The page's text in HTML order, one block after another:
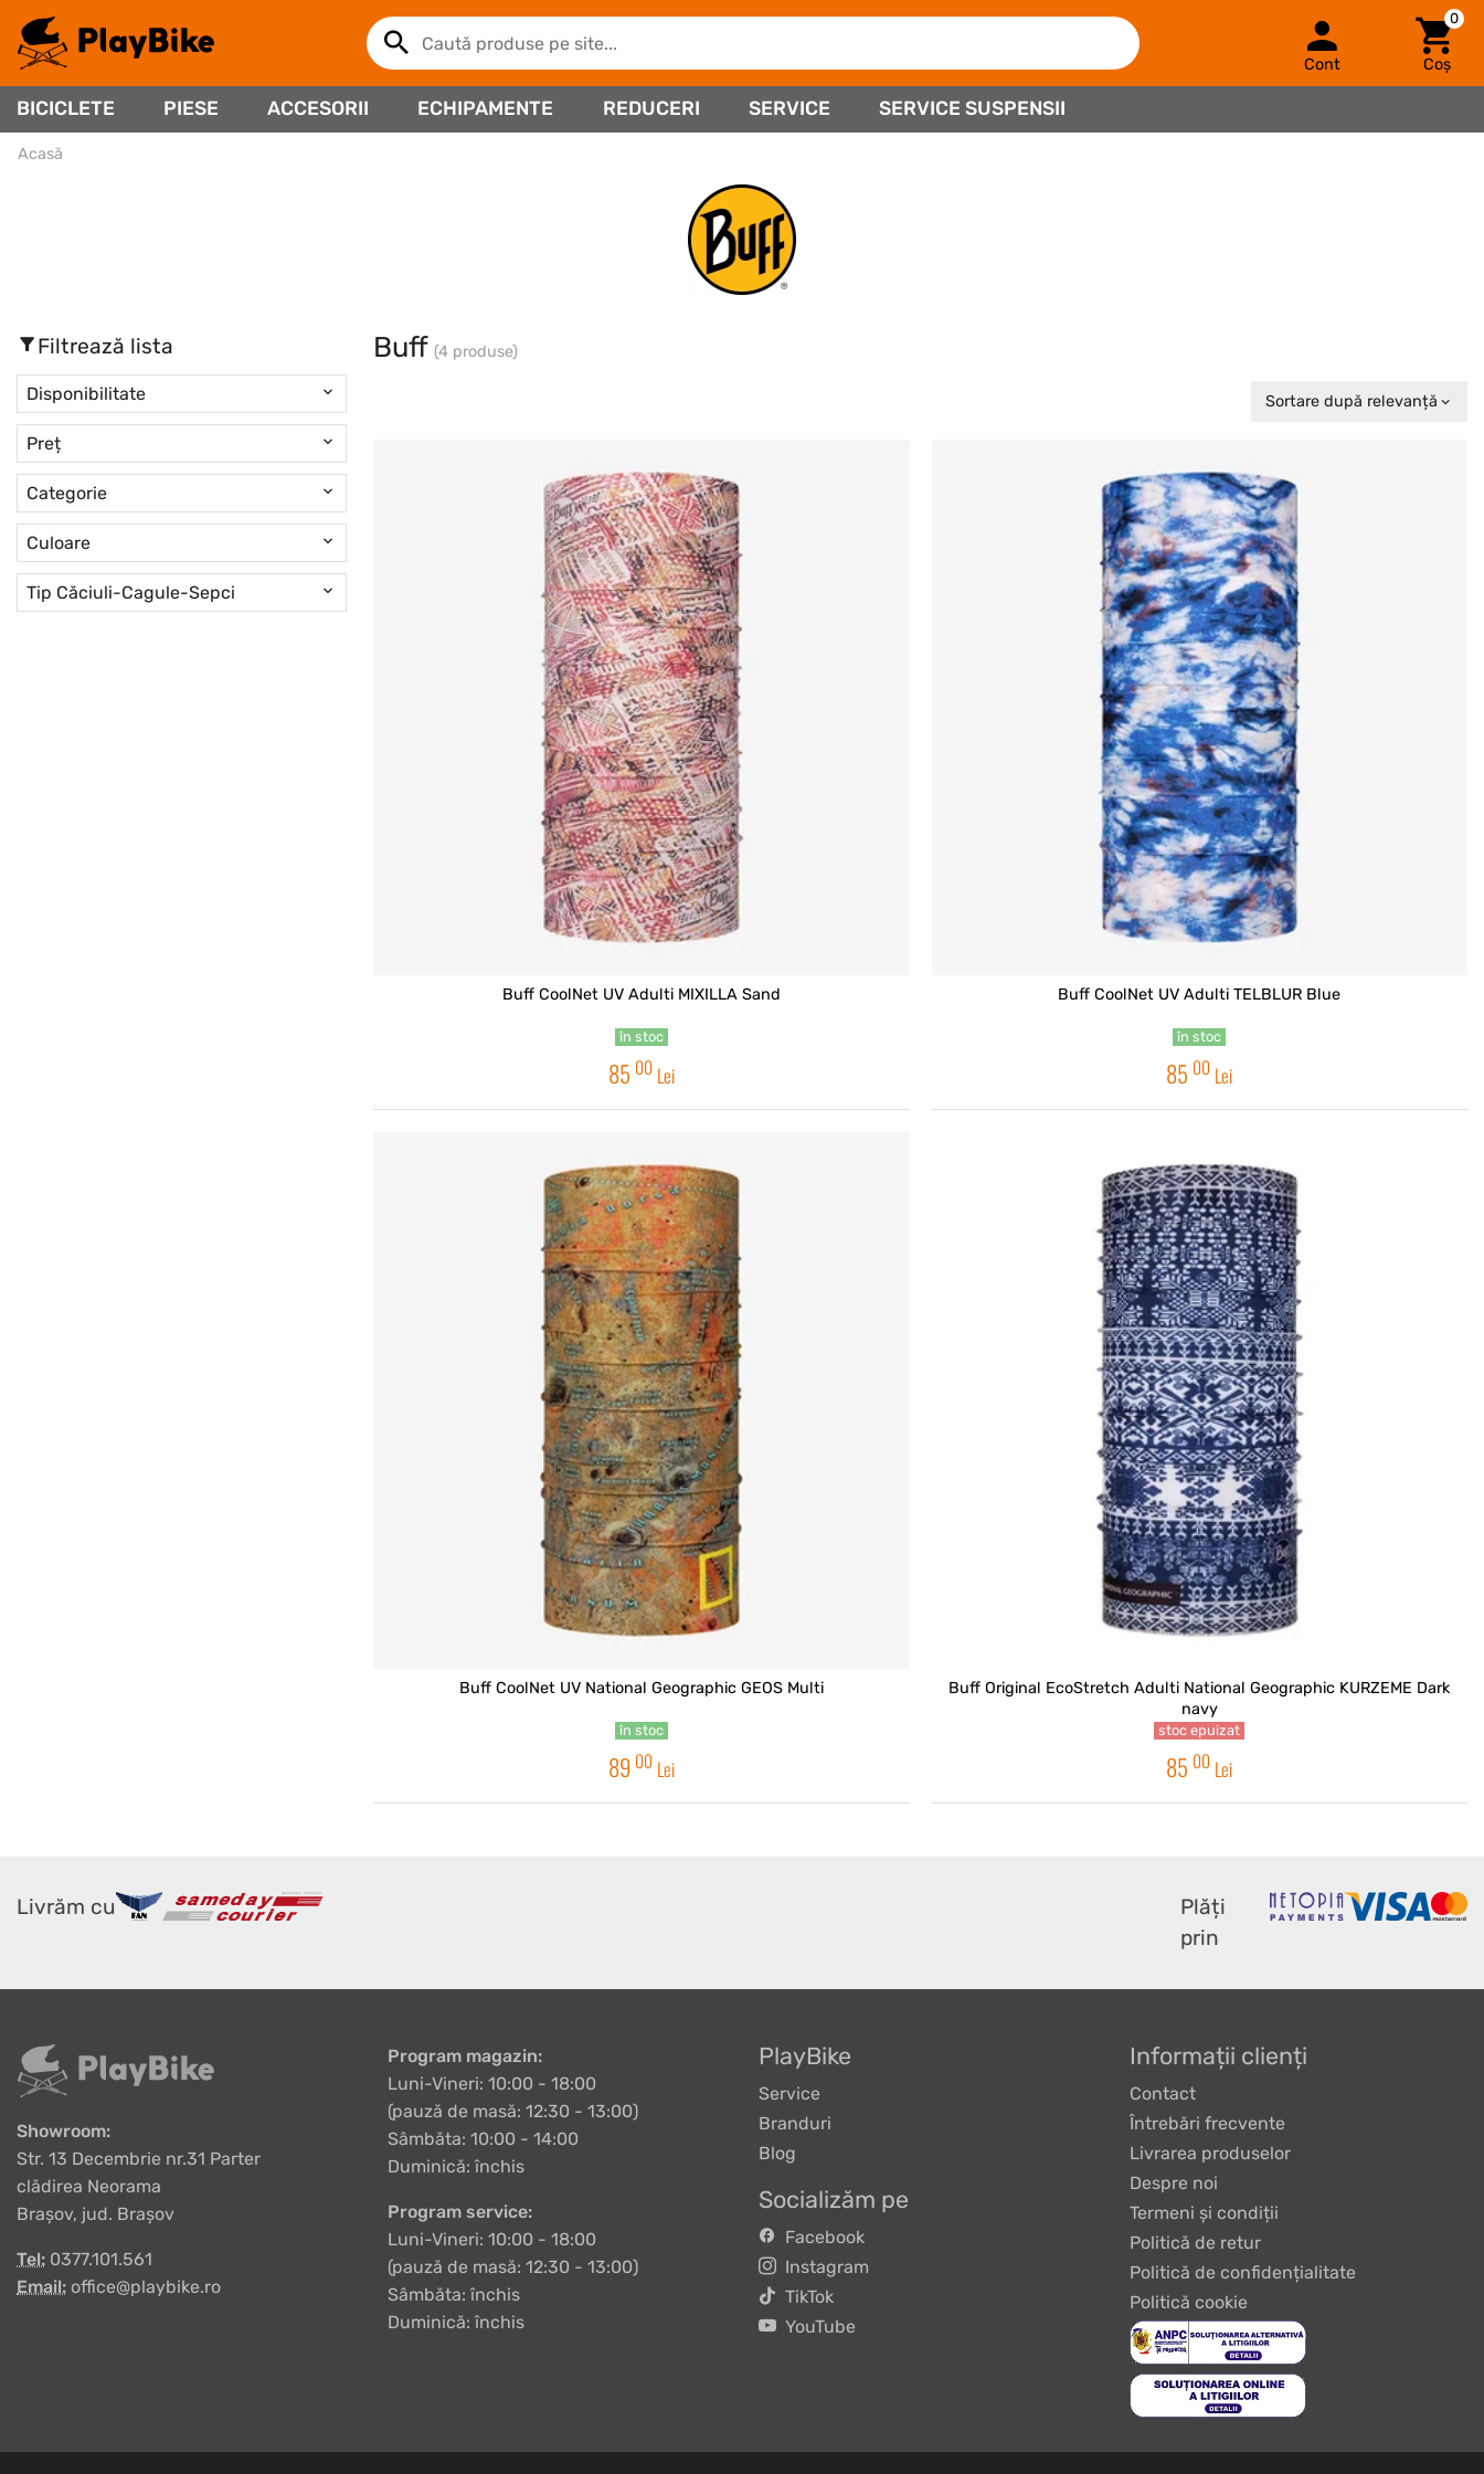
Cont Coș
0
BICICLETE PIESE ACCESORII ECHIPAMENTE REDUCERI SERVICE SERVICE SUSPENSII
Acasă
Filtrează lista
Disponibilitate
Preț
Categorie
Culoare
Tip Căciuli-Cagule-Sepci
Buff (4 produse)
Sortare după relevanță
Buff CoolNet UV Adulti MIXILLA Sand
în stoc
85 00 Lei
Buff CoolNet UV Adulti TELBLUR Blue
în stoc
85 00 Lei
Buff CoolNet UV National Geographic GEOS Multi
în stoc
89 00 Lei
Buff Original EcoStretch Adulti National Geographic KURZEME Dark
navy
stoc epuizat
85 00 Lei
Livrăm cu
Plăți
prin
Showroom:
Str. 13 Decembrie nr.31 Parter
clădirea Neorama
Brașov, jud. Brașov
Tel: 0377.101.561
Email: office@playbike.ro
Program magazin:
Luni-Vineri: 10:00 - 18:00
(pauză de masă: 12:30 - 13:00)
Sâmbăta: 10:00 - 14:00
Duminică: închis
Program service:
Luni-Vineri: 10:00 - 18:00
(pauză de masă: 12:30 - 13:00)
Sâmbăta: închis
Duminică: închis
PlayBike
Service
Branduri
Blog
Socializăm pe
Facebook
Instagram
TikTok
YouTube
Informații clienți
Contact
Întrebări frecvente
Livrarea produselor
Despre noi
Termeni și condiții
Politică de retur
Politică de confidențialitate
Politică cookie